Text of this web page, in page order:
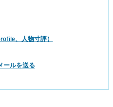
、人物寸評）
ールを送る